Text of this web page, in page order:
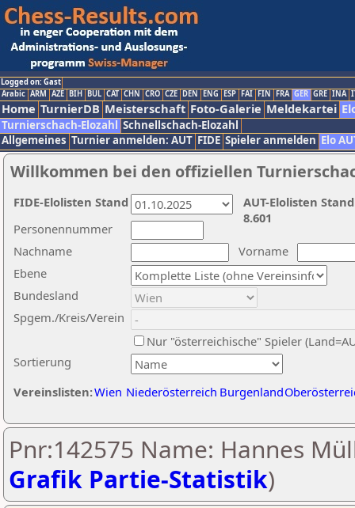
Logged on: Gast
Arabic ARM AZE BIH BUL CAT CHN CRO CZE DEN ENG ESP FAI FIN FRA GER GRE INA
Home TurnierDB Meisterschaft Foto-Galerie Meldekartei
Turnierschach-Elozahl Schnellschach-Elozahl
Allgemeines Turnier anmelden: AUT FIDE Spieler anmelden Elo
Willkommen bei den offiziellen
Nachname
Vorname
Ebene
Sortierung
Personennummer
Bundesland
Spgem./Kreis/Verein
Nur "österreichische" Spieler
Vereinslisten:Wien Niederösterreich Burgenland
AUT-Elolisten
8.601
FIDE-Elolisten Stand
Pnr:142575 Name: Hannes
Grafik Partie-Statistik)